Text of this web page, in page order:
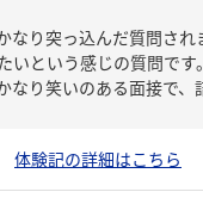
なり突っ込んだ質問され
いという感じの質問です
なり笑いのある面接で、
体験記の詳細はこちら